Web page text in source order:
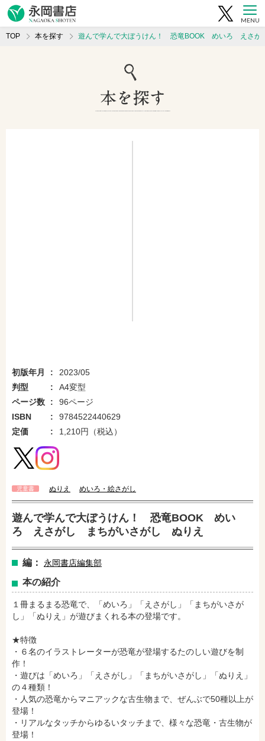
MENU
TOP 本を探す 遊んで学んで大ぼうけん！ 恐竜BOOK めいろ えさ
初版年月
2023/05
判型
A4変型
ページ数
96ページ
ISBN
9784522440629
定価
1,210円（税込）
児童書 ぬりえ めいろ・絵さがし
遊んで学んで大ぼうけん！ 恐竜BOOK めい
ろ えさがし まちがいさがし ぬりえ
編： 永岡書店編集部
本の紹介
１冊まるまる恐竜で、「めいろ」「えさがし」「まちがいさが
し」「ぬりえ」が遊びまくれる本の登場です。
★特徴
・６名のイラストレーターが恐竜が登場するたのしい遊びを制
作！
・遊びは「めいろ」「えさがし」「まちがいさがし」「ぬりえ」
の４種類！
・人気の恐竜からマニアックな古生物まで、ぜんぶで50種以上が
登場！
・リアルなタッチからゆるいタッチまで、様々な恐竜・古生物が
登場！